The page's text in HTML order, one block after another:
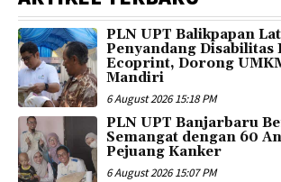
PLN UPT Balikpapan
Penyandang Disabilitas
Ecoprint, Dorong
Mandiri
6 August 2026 15:18 PM
PLN UPT Banjarbaru
Semangat dengan 60
Pejuang Kanker
6 August 2026 15:07 PM